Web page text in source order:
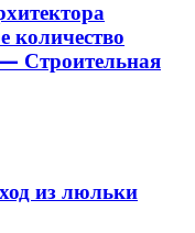
количество
Строительная
из люльки